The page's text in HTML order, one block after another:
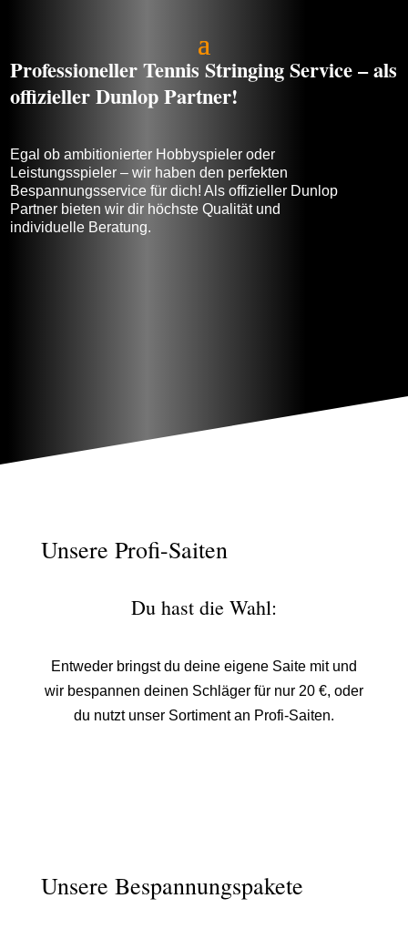
Professioneller Tennis Stringing Service – als
offizieller Dunlop Partner!
Egal ob ambitionierter Hobbyspieler oder
Leistungsspieler – wir haben den perfekten
Bespannungsservice für dich! Als offizieller Dunlop
Partner bieten wir dir höchste Qualität und
individuelle Beratung.
Unsere Profi-Saiten
Du hast die Wahl:
Entweder bringst du deine eigene Saite mit und
wir bespannen deinen Schläger für nur 20 €, oder
du nutzt unser Sortiment an Profi-Saiten.
Unsere Bespannungspakete